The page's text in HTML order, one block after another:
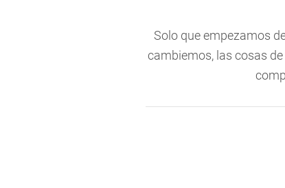
Solo que empezamos
cambiemos, las cosas